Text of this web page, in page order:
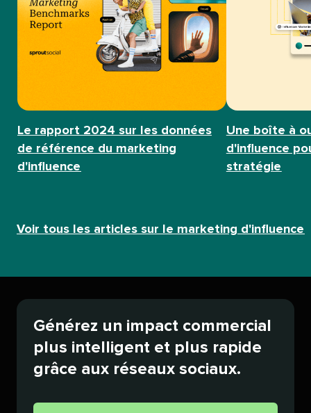
Le rapport 2024 sur les données
de référence du marketing
d'influence​​
Une boîte à
d'influence
stratégie​​
Voir tous les articles sur le marketing d'influence​​
Générez un impact commercial
plus intelligent et plus rapide
grâce aux réseaux sociaux.​​